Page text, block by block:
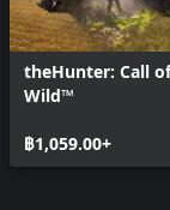
theHunter: Call
Wild™
฿1,059.00+